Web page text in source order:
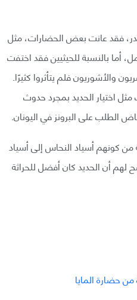
فقد عانت بعض الحضارات، مثل
أما بالنسبة للحيثيين فقد اختفت
والأشوريون فلم يتأثروا كثيرًا.
اختيار الحديد بمجرد حدوث
على البرونز في اليونان.
كونهم أسياد النحاس إلى أسياد
لهم أن الحديد كان أفضل للحراثة
حضارة المايا